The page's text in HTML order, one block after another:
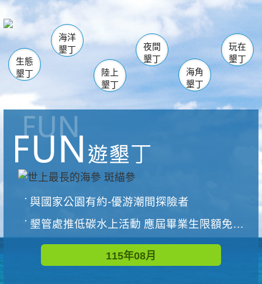
南仁湖
海生館
恆春 佳樂水
龍鑾潭自然中心 森林遊樂區
瓊麻館
關山 墾管處遊客中心
社頂公園 風吹沙
船帆石
白砂 龍磐公園
香蕉灣
砂島
鵝鑾鼻
生態
墾丁
海洋
墾丁
陸上
墾丁
夜間
墾丁
海角
墾丁
玩在
墾丁
與國家公園有約-優游潮間探險者
墾管處推低碳水上活動 應屆畢業生限額免費參加
115年08月